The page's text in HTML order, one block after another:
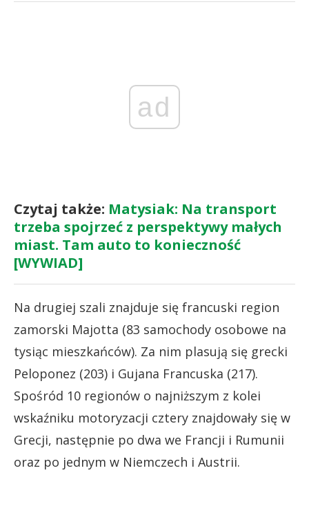
ad
Czytaj także: Matysiak: Na transport
trzeba spojrzeć z perspektywy małych
miast. Tam auto to konieczność
[WYWIAD]
Na drugiej szali znajduje się francuski region
zamorski Majotta (83 samochody osobowe na
tysiąc mieszkańców). Za nim plasują się grecki
Peloponez (203) i Gujana Francuska (217).
Spośród 10 regionów o najniższym z kolei
wskaźniku motoryzacji cztery znajdowały się w
Grecji, następnie po dwa we Francji i Rumunii
oraz po jednym w Niemczech i Austrii.